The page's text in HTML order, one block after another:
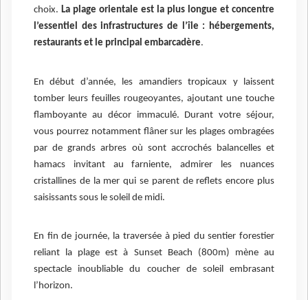
choix. La plage orientale est la plus longue et concentre
l’essentiel des infrastructures de l’île : hébergements,
restaurants et le principal embarcadère.
En début d’année, les amandiers tropicaux y laissent
tomber leurs feuilles rougeoyantes, ajoutant une touche
flamboyante au décor immaculé. Durant votre séjour,
vous pourrez notamment flâner sur les plages ombragées
par de grands arbres où sont accrochés balancelles et
hamacs invitant au farniente, admirer les nuances
cristallines de la mer qui se parent de reflets encore plus
saisissants sous le soleil de midi.
En fin de journée, la traversée à pied du sentier forestier
reliant la plage est à Sunset Beach (800m) mène au
spectacle inoubliable du coucher de soleil embrasant
l’horizon.